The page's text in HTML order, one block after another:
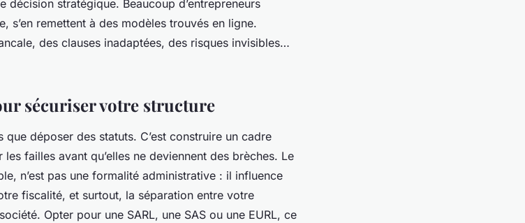
décision stratégique. Beaucoup d’entrepreneurs
s’en remettent à des modèles trouvés en ligne.
des clauses inadaptées, des risques invisibles…
sécuriser votre structure
que déposer des statuts. C’est construire un cadre
failles avant qu’elles ne deviennent des brèches. Le
n’est pas une formalité administrative : il influence
fiscalité, et surtout, la séparation entre votre
Opter pour une SARL, une SAS ou une EURL, ce